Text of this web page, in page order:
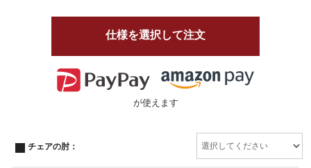
仕様を選択して注文
が使えます
チェアの肘：